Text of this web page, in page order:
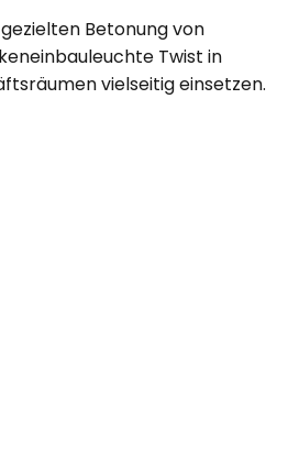
Betonung von
Twist in
vielseitig einsetzen.